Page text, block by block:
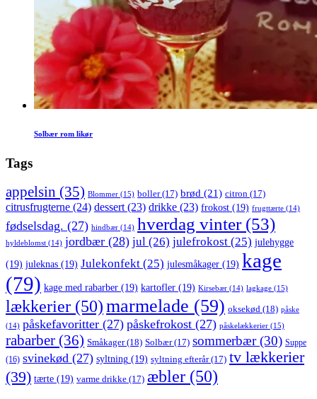
Solbær rom likør
Tags
appelsin (35) Blommer (15) boller(17) brød (21) citron (17)
citrusfrugterne (24) dessert(23) drikke (23) frokost (19) frugttærte (14)
fødselsdag. (27) hindbær (14) hverdag vinter(53)
hyldeblomst (14) jordbær (28) jul (26) julefrokost (25) julehygge
(19) juleknas (19) Julekonfekt (25) julesmåkager (19) kage
(79) kage med rabarber (19) kartofler (19) Kirsebær (14) lagkage (15)
lækkerier (50)marmelade (59) oksekød (18) påske
(14) påskefavoritter (27) påskefrokost (27) påskelækkerier (15)
rabarber (36) Småkager(18) Solbær(17) sommerbær(30) Suppe
(16) svinekød (27) syltning (19) syltning efterår(17) tv lækkerier
(39) tærte (19) varme drikke (17) æbler (50)